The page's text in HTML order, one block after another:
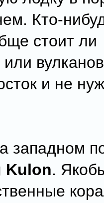
Кто-
стоит ли
или
и не
западном
Kulon.